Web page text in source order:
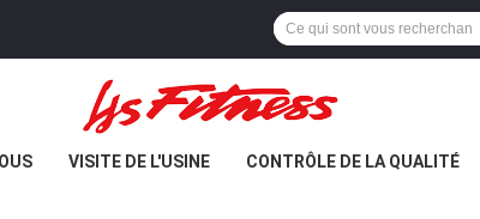
VISITE DE L'USINE CONTRÔLE DE LA QUALITÉ